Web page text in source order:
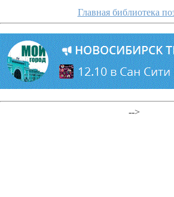
Главная библиотека
-->